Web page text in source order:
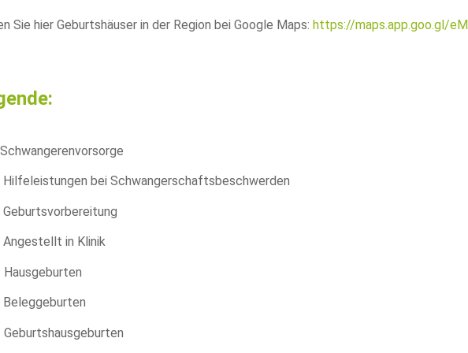
Sie hier Geburtshäuser in der Region bei Google Maps: https://maps.app.goo.gl/
Hilfeleistungen bei Schwangerschaftsbeschwerden
Geburtsvorbereitung
Angestellt in Klinik
Hausgeburten
Beleggeburten
Geburtshausgeburten